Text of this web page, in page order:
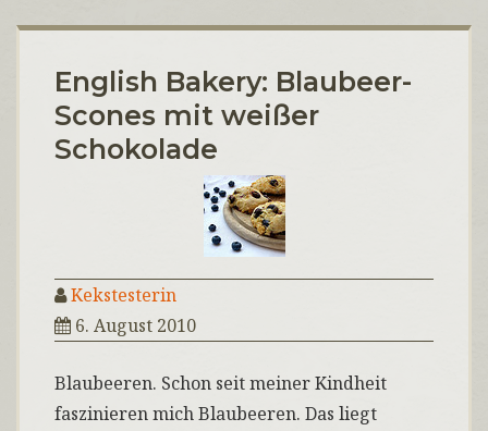
English Bakery: Blaubeer-
Scones mit weißer
Schokolade
Kekstesterin
6. August 2010
Blaubeeren. Schon seit meiner Kindheit
faszinieren mich Blaubeeren. Das liegt